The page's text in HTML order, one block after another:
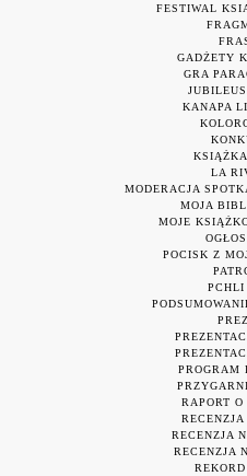
FESTIWAL
GADŻETY
GRA
KANAPA
LA
MODERACJA
MOJA
MOJE
POCISK Z
PCHLI
PROGRAM
RAPORT
RECENZJA
RECENZJA